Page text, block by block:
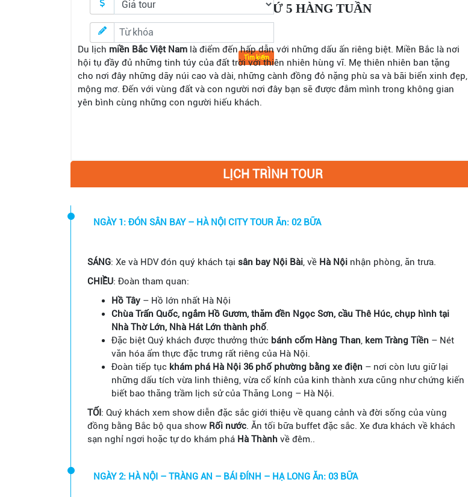
Tìm kiếm
THỨ 5 HÀNG TUẦN
Du lịch miền Bắc Việt Nam là điểm đến hấp dẫn với những dấu ấn riêng biệt. Miền Bắc là nơi
hội tụ đầy đủ những tinh túy của đất trời với thiên nhiên hùng vĩ. Mẹ thiên nhiên ban tặng
cho nơi đây những dãy núi cao và dài, những cành đồng đỏ nặng phù sa và bãi biển xinh đẹp,
mộng mơ. Đến với vùng đất và con người nơi đây bạn sẽ được đắm mình trong không gian
yên bình cùng những con người hiếu khách.
LỊCH TRÌNH TOUR
NGÀY 1: ĐÓN SÂN BAY – HÀ NỘI CITY TOUR Ăn: 02 BỮA
SÁNG: Xe và HDV đón quý khách tại sân bay Nội Bài, về Hà Nộinhận phòng, ăn trưa.
CHIỀU: Đoàn tham quan:
Hồ Tây– Hồ lớn nhất Hà Nội
Chùa Trấn Quốc, ngắm Hồ Gươm, thăm đền Ngọc Sơn, cầu Thê Húc, chụp hình tại
Nhà Thờ Lớn, Nhà Hát Lớn thành phố.
Đặc biệt Quý khách được thưởng thức bánh cốm Hàng Than, kem Tràng Tiền– Nét
văn hóa ẩm thực đặc trưng rất riêng của Hà Nội.
Đoàn tiếp tục khám phá Hà Nội 36 phố phường bằng xe điện– nơi còn lưu giữ lại
những dấu tích vừa linh thiêng, vừa cổ kính của kinh thành xưa cũng như chứng kiến
biết bao thăng trầm lịch sử của Thăng Long – Hà Nội.
TỐI: Quý khách xem show diễn đặc sắc giới thiệu về quang cảnh và đời sống của vùng
đồng bằng Bắc bộ qua show Rối nước. Ăn tối bữa buffet đặc sắc. Xe đưa khách về khách
sạn nghỉ ngơi hoặc tự do khám phá Hà Thànhvề đêm..
NGÀY 2: HÀ NỘI – TRÀNG AN – BÁI ĐÍNH – HẠ LONG Ăn: 03 BỮA